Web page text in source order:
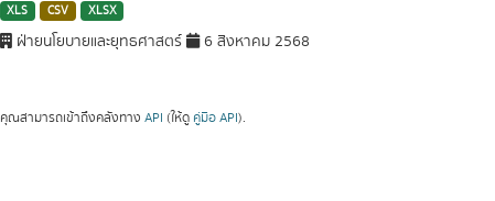
XLS CSV XLSX
ฝ่ายนโยบายและยุทธศาสตร์ 6 สิงหาคม 2568
คุณสามารถเข้าถึงคลังทาง API (ให้ดู คู่มือ API).